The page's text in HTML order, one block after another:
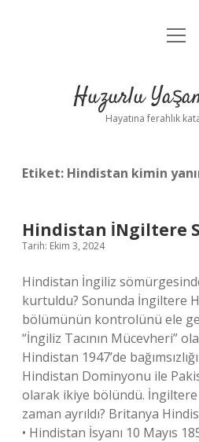
Anasayfa
Yasal
Huzurlu
Hayatına ferahlık
Etiket: Hindistan kimin
Hindistan İNgiltere
Tarih: Ekim 3, 2024
Hindistan İngiliz
kurtuldu? Sonunda İngiltere
bölümünün kontrolünü ele
“İngiliz Tacının Mücevheri”
Hindistan 1947’de
Hindistan Dominyonu ile
olarak ikiye bölündü. İngiltere
zaman ayrıldı? Britanya
• Hindistan İsyanı 10 Mayıs